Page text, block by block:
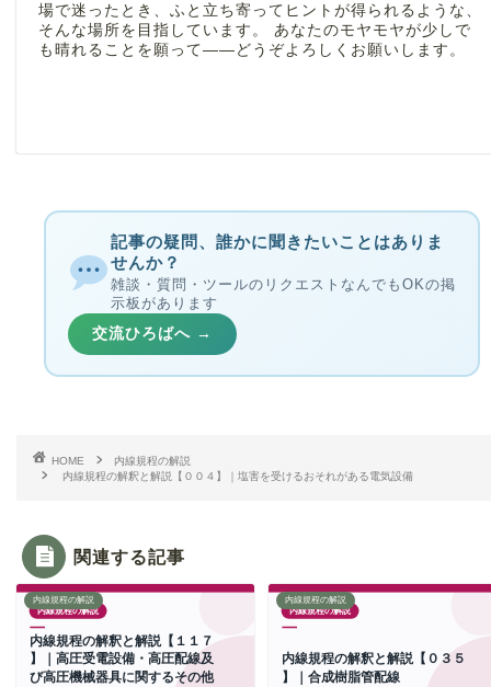
場で迷ったとき、ふと立ち寄ってヒントが得られるような、
そんな場所を目指しています。 あなたのモヤモヤが少しで
も晴れることを願って――どうぞよろしくお願いします。
記事の疑問、誰かに聞きたいことはありま
せんか？
雑談・質問・ツールのリクエストなんでもOKの掲
示板があります
交流ひろばへ →
HOME
内線規程の解説
内線規程の解釈と解説【００４】｜塩害を受けるおそれがある電気設備
関連する記事
内線規程の解説 内線規程の解説